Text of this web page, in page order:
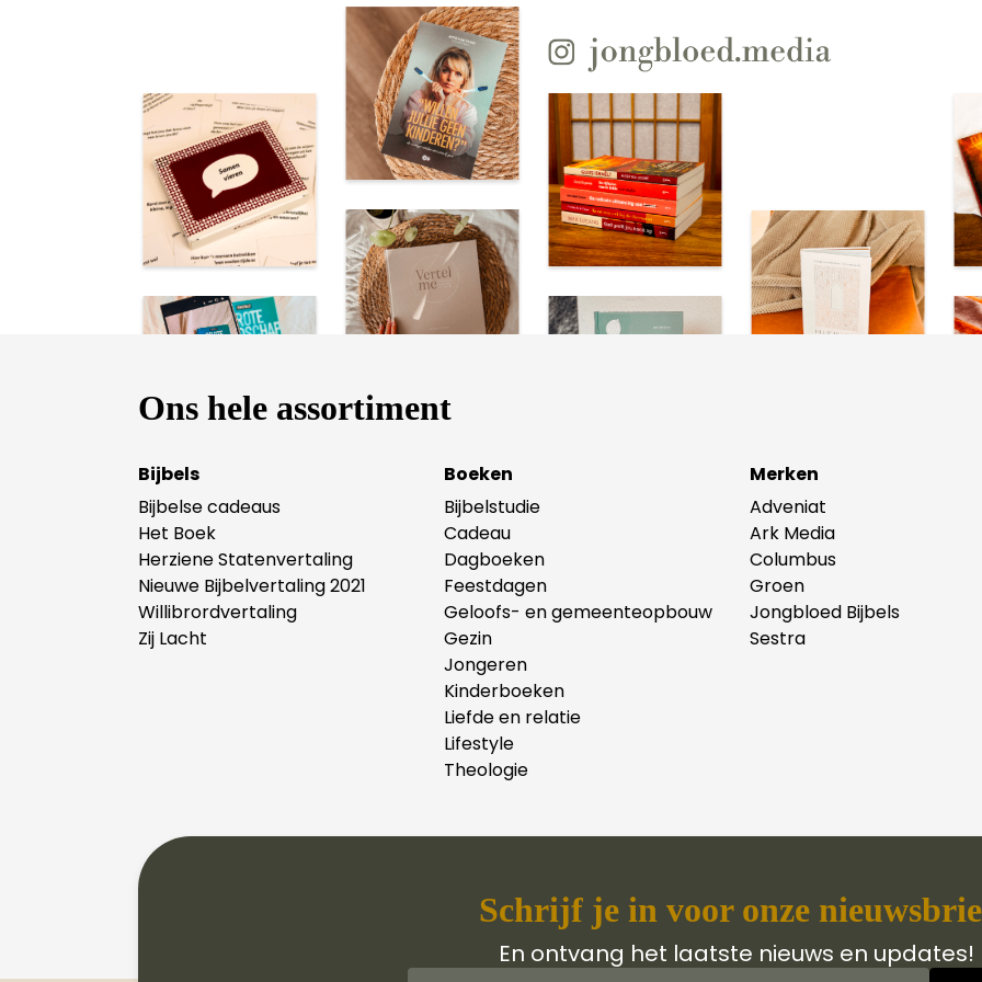
Ons hele assortiment
Bijbels
Bijbelse cadeaus
Het Boek
Herziene Statenvertaling
Nieuwe Bijbelvertaling 2021
Willibrordvertaling
Zij Lacht
Boeken
Bijbelstudie
Cadeau
Dagboeken
Feestdagen
Geloofs- en gemeenteopbouw
Gezin
Jongeren
Kinderboeken
Liefde en relatie
Lifestyle
Theologie
Merken
Adveniat
Ark Media
Columbus
Groen
Jongbloed Bijbels
Sestra
Schrijf je in voor onze
En ontvang het laatste nieuws en updates!